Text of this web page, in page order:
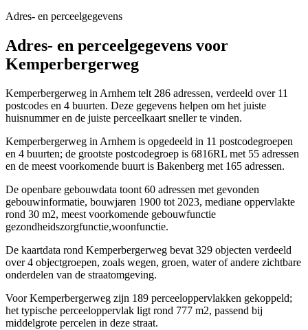
Adres- en perceelgegevens
Adres- en perceelgegevens voor
Kemperbergerweg
Kemperbergerweg in Arnhem telt 286 adressen, verdeeld over 11
postcodes en 4 buurten. Deze gegevens helpen om het juiste
huisnummer en de juiste perceelkaart sneller te vinden.
Kemperbergerweg in Arnhem is opgedeeld in 11 postcodegroepen
en 4 buurten; de grootste postcodegroep is 6816RL met 55 adressen
en de meest voorkomende buurt is Bakenberg met 165 adressen.
De openbare gebouwdata toont 60 adressen met gevonden
gebouwinformatie, bouwjaren 1900 tot 2023, mediane oppervlakte
rond 30 m2, meest voorkomende gebouwfunctie
gezondheidszorgfunctie,woonfunctie.
De kaartdata rond Kemperbergerweg bevat 329 objecten verdeeld
over 4 objectgroepen, zoals wegen, groen, water of andere zichtbare
onderdelen van de straatomgeving.
Voor Kemperbergerweg zijn 189 perceeloppervlakken gekoppeld;
het typische perceeloppervlak ligt rond 777 m2, passend bij
middelgrote percelen in deze straat.